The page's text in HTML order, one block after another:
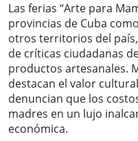
Las ferias “Arte para
provincias de Cuba
otros territorios del
de críticas ciudadanas
productos artesanales.
destacan el valor
denuncian que los
madres en un lujo
económica.